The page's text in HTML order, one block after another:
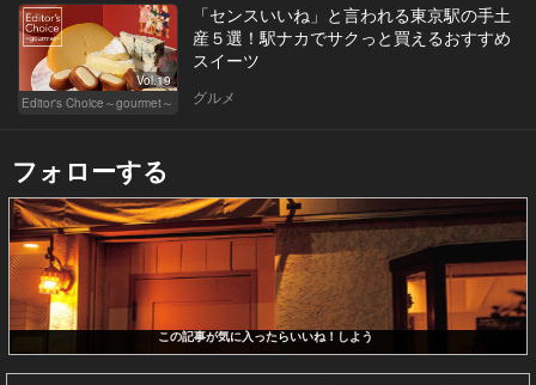
Vol.19
Editor's Choice～gourmet～
「センスいいね」と言われる東京駅の手土
産５選！駅ナカでサクっと買えるおすすめ
スイーツ
グルメ
フォローする
この記事が気に入ったらいいね！しよう